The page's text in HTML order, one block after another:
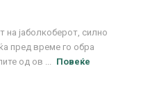
на јаболкоберот, силно
пред време го обра
од ов ...
Повеќе